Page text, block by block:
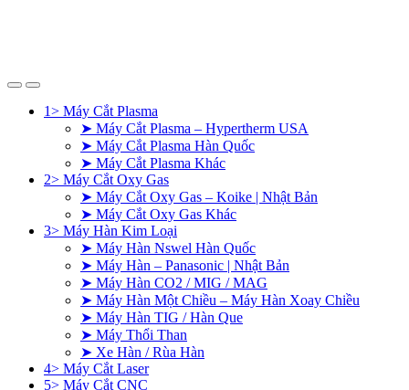
1> Máy Cắt Plasma
➤ Máy Cắt Plasma – Hypertherm USA
➤ Máy Cắt Plasma Hàn Quốc
➤ Máy Cắt Plasma Khác
2> Máy Cắt Oxy Gas
➤ Máy Cắt Oxy Gas – Koike | Nhật Bản
➤ Máy Cắt Oxy Gas Khác
3> Máy Hàn Kim Loại
➤ Máy Hàn Nswel Hàn Quốc
➤ Máy Hàn – Panasonic | Nhật Bản
➤ Máy Hàn CO2 / MIG / MAG
➤ Máy Hàn Một Chiều – Máy Hàn Xoay Chiều
➤ Máy Hàn TIG / Hàn Que
➤ Máy Thổi Than
➤ Xe Hàn / Rùa Hàn
4> Máy Cắt Laser
5> Máy Cắt CNC